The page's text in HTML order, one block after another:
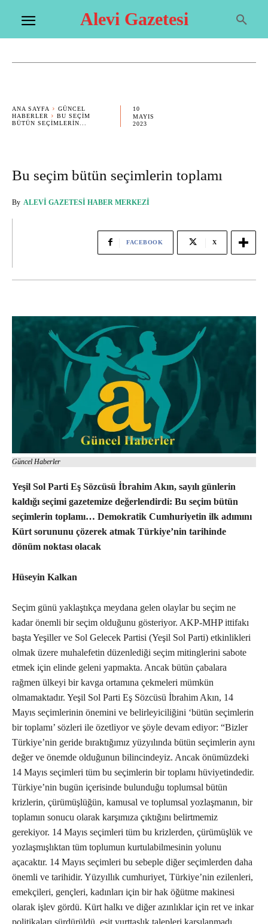
Alevi Gazetesi
ANA SAYFA
GÜNCEL
HABERLER
BU SEÇIM
BÜTÜN SEÇIMLERIN...
10
MAYIS
2023
Bu seçim bütün seçimlerin toplamı
By ALEVI GAZETESI HABER MERKEZI
FACEBOOK X
Güncel Haberler
Yeşil Sol Parti Eş Sözcüsü İbrahim Akın, sayılı günlerin
kaldığı seçimi gazetemize değerlendirdi: Bu seçim bütün
seçimlerin toplamı… Demokratik Cumhuriyetin ilk adımını
Kürt sorununu çözerek atmak Türkiye’nin tarihinde
dönüm noktası olacak
Hüseyin Kalkan
Seçim günü yaklaştıkça meydana gelen olaylar bu seçim ne
kadar önemli bir seçim olduğunu gösteriyor. AKP-MHP ittifakı
başta Yeşiller ve Sol Gelecek Partisi (Yeşil Sol Parti) etkinlikleri
olmak üzere muhalefetin düzenlediği seçim mitinglerini sabote
etmek için elinde geleni yapmakta. Ancak bütün çabalara
rağmen ülkeyi bir kavga ortamına çekmeleri mümkün
olmamaktadır. Yeşil Sol Parti Eş Sözcüsü İbrahim Akın, 14
Mayıs seçimlerinin önemini ve belirleyiciliğini ‘bütün seçimlerin
bir toplamı’ sözleri ile özetliyor ve şöyle devam ediyor: “Bizler
Türkiye’nin geride bıraktığımız yüzyılında bütün seçimlerin aynı
değer ve önemde olduğunun bilincindeyiz. Ancak önümüzdeki
14 Mayıs seçimleri tüm bu seçimlerin bir toplamı hüviyetindedir.
Türkiye’nin bugün içerisinde bulunduğu toplumsal bütün
krizlerin, çürümüşlüğün, kamusal ve toplumsal yozlaşmanın, bir
toplamın sonucu olarak karşımıza çıktığını belirtmemiz
gerekiyor. 14 Mayıs seçimleri tüm bu krizlerden, çürümüşlük ve
yozlaşmışlıktan tüm toplumun kurtulabilmesinin yolunu
açacaktır. 14 Mayıs seçimleri bu sebeple diğer seçimlerden daha
önemli ve tarihidir. Yüzyıllık cumhuriyet, Türkiye’nin ezilenleri,
emekçileri, gençleri, kadınları için bir hak öğütme makinesi
olarak işlev gördü. Kürt halkı ve diğer azınlıklar için ret ve inkar